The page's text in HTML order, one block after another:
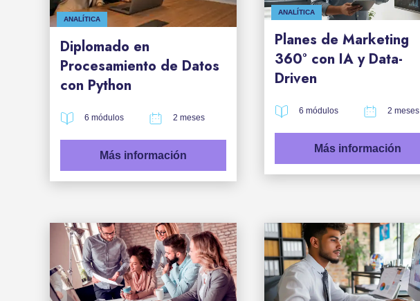
ANALÍTICA
Diplomado en
Procesamiento de Datos
con Python
6 módulos 2 meses
Más información
ANALÍTICA
Planes de Marketing
360° con IA y Data-
Driven
6 módulos 2 meses
Más información